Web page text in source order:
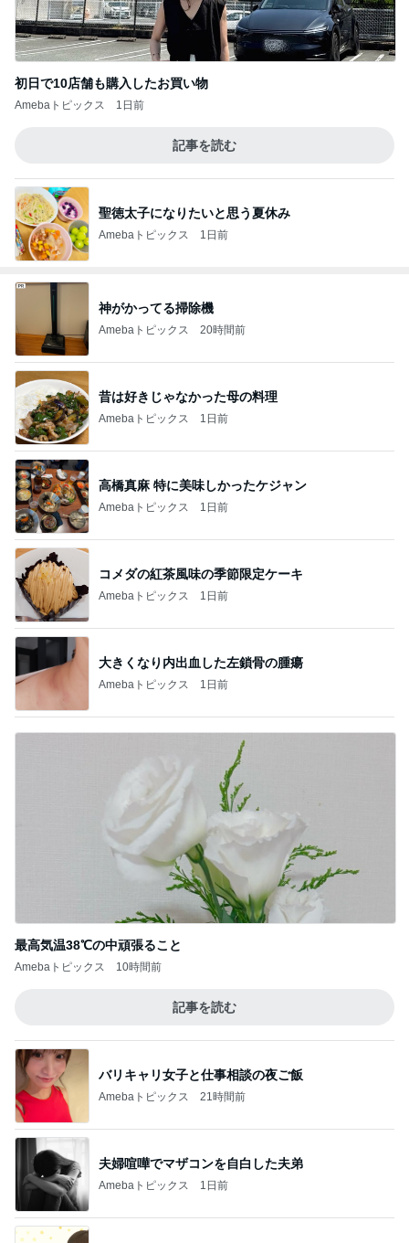
初日で10店舗も購入したお買い物
Amebaトピックス 1日前
記事を読む
聖徳太子になりたいと思う夏休み
Amebaトピックス 1日前
神がかってる掃除機
Amebaトピックス 20時間前
昔は好きじゃなかった母の料理
Amebaトピックス 1日前
高橋真麻 特に美味しかったケジャン
Amebaトピックス 1日前
コメダの紅茶風味の季節限定ケーキ
Amebaトピックス 1日前
大きくなり内出血した左鎖骨の腫瘍
Amebaトピックス 1日前
最高気温38℃の中頑張ること
Amebaトピックス 10時間前
記事を読む
バリキャリ女子と仕事相談の夜ご飯
Amebaトピックス 21時間前
夫婦喧嘩でマザコンを自白した夫弟
Amebaトピックス 1日前